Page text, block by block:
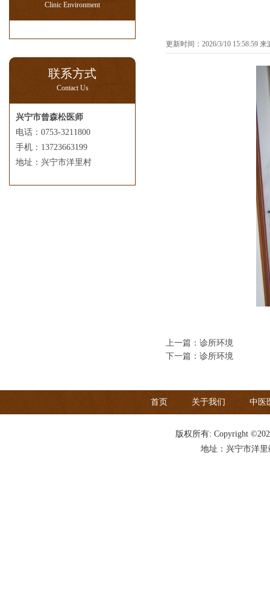
Clinic Environment
联系方式
Contact Us
兴宁市曾森松医师
电话：0753-3211800
手机：13723663199
地址：兴宁市洋里村
更新时间：2026/3/10 15:58:59
上一篇： 诊所环境
下一篇： 诊所环境
首页 关于我们 中医
版权所有: Copyright
地址：兴宁市洋